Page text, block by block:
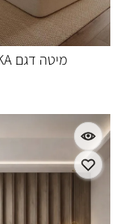
מיטה דגם YOKA